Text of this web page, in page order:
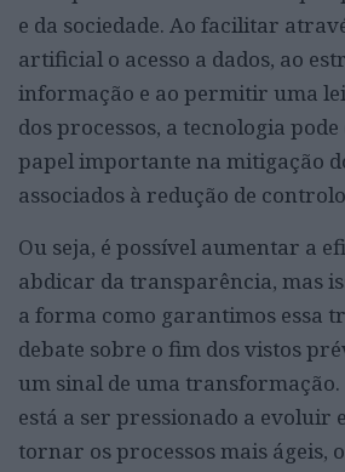
e da sociedade. Ao facilitar
artificial o acesso a dados, ao
informação e ao permitir uma
dos processos, a tecnologia
papel importante na mitigação
associados à redução de
Ou seja, é possível aumentar a
abdicar da transparência, mas
a forma como garantimos essa
debate sobre o fim dos vistos
um sinal de uma transformação.
está a ser pressionado a evoluir
tornar os processos mais ágeis,